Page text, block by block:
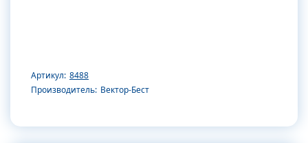
Артикул: 8488
Производитель: Вектор-Бест